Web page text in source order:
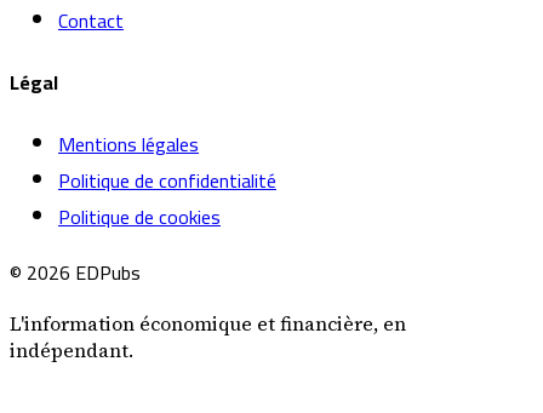
Contact
Légal
Mentions légales
Politique de confidentialité
Politique de cookies
© 2026 EDPubs
L'information économique et financière, en
indépendant.